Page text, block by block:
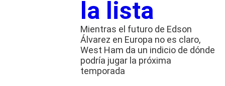
la lista
Mientras el futuro de Edson
Álvarez en Europa no es claro,
West Ham da un indicio de dónde
podría jugar la próxima
temporada